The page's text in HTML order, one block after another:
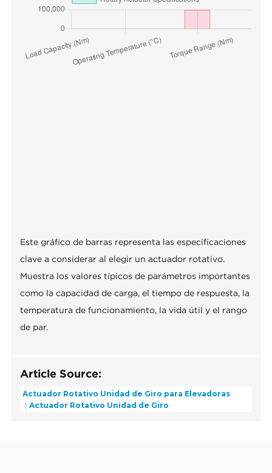
Este gráfico de barras representa las especificaciones
clave a considerar al elegir un actuador rotativo.
Muestra los valores típicos de parámetros importantes
como la capacidad de carga, el tiempo de respuesta, la
temperatura de funcionamiento, la vida útil y el rango
de par.
Article Source:
Actuador Rotativo Unidad de Giro para Elevadoras
Actuador Rotativo Unidad de Giro